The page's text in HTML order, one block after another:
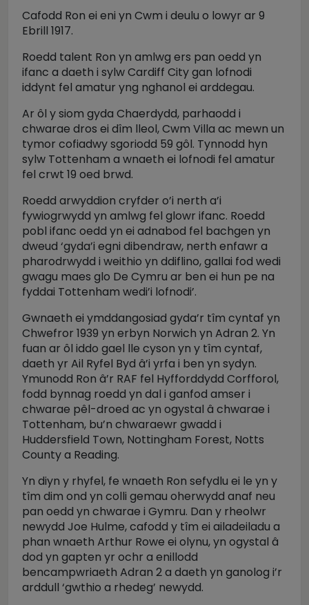
Cafodd Ron ei eni yn Cwm i deulu o lowyr ar 9
Ebrill 1917.
Roedd talent Ron yn amlwg ers pan oedd yn
ifanc a daeth i sylw Cardiff City gan lofnodi
iddynt fel amatur yng nghanol ei arddegau.
Ar ôl y siom gyda Chaerdydd, parhaodd i
chwarae dros ei dîm lleol, Cwm Villa ac mewn un
tymor cofiadwy sgoriodd 59 gôl. Tynnodd hyn
sylw Tottenham a wnaeth ei lofnodi fel amatur
fel crwt 19 oed brwd.
Roedd arwyddion cryfder o’i nerth a’i
fywiogrwydd yn amlwg fel glowr ifanc. Roedd
pobl ifanc oedd yn ei adnabod fel bachgen yn
dweud ‘gyda’i egni dibendraw, nerth enfawr a
pharodrwydd i weithio yn ddiflino, gallai fod wedi
gwagu maes glo De Cymru ar ben ei hun pe na
fyddai Tottenham wedi’i lofnodi’.
Gwnaeth ei ymddangosiad gyda’r tîm cyntaf yn
Chwefror 1939 yn erbyn Norwich yn Adran 2. Yn
fuan ar ôl iddo gael lle cyson yn y tîm cyntaf,
daeth yr Ail Ryfel Byd â’i yrfa i ben yn sydyn.
Ymunodd Ron â’r RAF fel Hyfforddydd Corfforol,
fodd bynnag roedd yn dal i ganfod amser i
chwarae pêl-droed ac yn ogystal â chwarae i
Tottenham, bu’n chwaraewr gwadd i
Huddersfield Town, Nottingham Forest, Notts
County a Reading.
Yn diyn y rhyfel, fe wnaeth Ron sefydlu ei le yn y
tîm dim ond yn colli gemau oherwydd anaf neu
pan oedd yn chwarae i Gymru. Dan y rheolwr
newydd Joe Hulme, cafodd y tîm ei ailadeiladu a
phan wnaeth Arthur Rowe ei olynu, yn ogystal â
dod yn gapten yr ochr a enillodd
bencampwriaeth Adran 2 a daeth yn ganolog i’r
arddull ‘gwthio a rhedeg’ newydd.